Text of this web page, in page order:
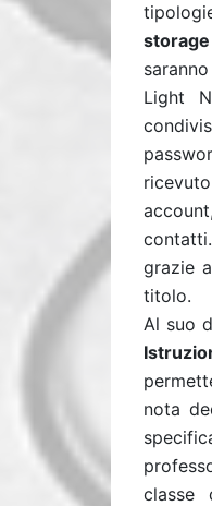
Light
grazie
titolo.
Al suo
nota
classe